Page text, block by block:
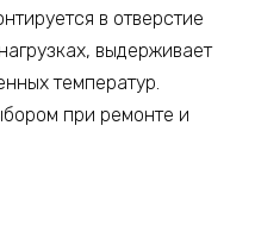
в отверстие
выдерживает
температур.
при ремонте и